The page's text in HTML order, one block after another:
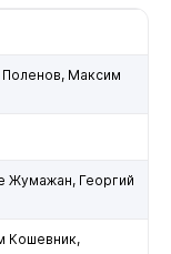
Максим
Жумажан, Георгий
Кошевник,